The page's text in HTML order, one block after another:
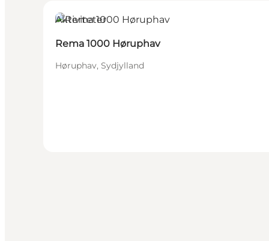
Aktiviteter
Rema 1000 Høruphav
Høruphav, Sydjylland